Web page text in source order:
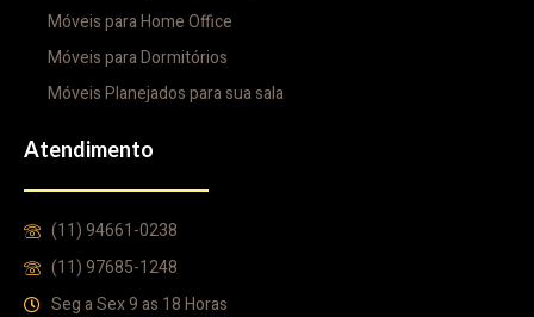
Móveis para Home Office
Móveis para Dormitórios
Móveis Planejados para sua sala
Atendimento
(11) 94661-0238
(11) 97685-1248
Seg a Sex 9 as 18 Horas